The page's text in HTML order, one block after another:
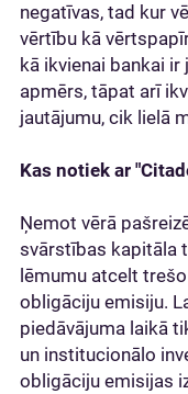
negatīvas, tad kur
vērtību kā
kā ikvienai bankai
apmērs, tāpat arī
jautājumu, cik lielā
Kas notiek ar
Ņemot vērā
svārstības kapitāla
lēmumu atcelt
obligāciju emisiju.
piedāvājuma laikā
un institucionālo
obligāciju emisijas